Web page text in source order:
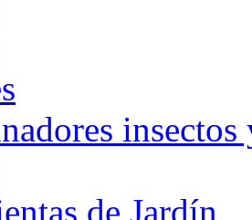
insectos
de Jardín